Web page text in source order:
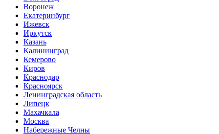
Воронеж
Екатеринбург
Ижевск
Иркутск
Казань
Калининград
Кемерово
Киров
Краснодар
Красноярск
Ленинградская область
Липецк
Махачкала
Москва
Набережные Челны